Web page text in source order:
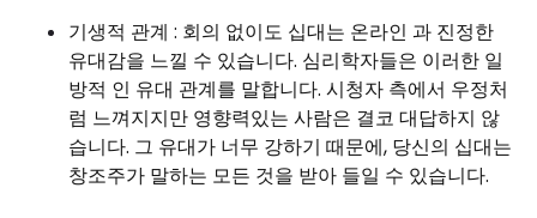
기생적 관계 : 회의 없이도 십대는 온라인 과 진정한
유대감을 느낄 수 있습니다. 심리학자들은 이러한 일
방적 인 유대 관계를 말합니다. 시청자 측에서 우정처
럼 느껴지지만 영향력있는 사람은 결코 대답하지 않
습니다. 그 유대가 너무 강하기 때문에, 당신의 십대는
창조주가 말하는 모든 것을 받아 들일 수 있습니다.